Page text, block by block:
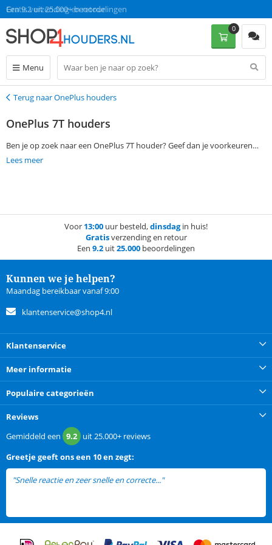
Gratis verzending en retour
Een 9.2 uit 25.000+ beoordelingen
Menu
0
Terug
Terug naar OnePlus houders
OnePlus 7T houders
Ben je op zoek naar een OnePlus 7T houder? Geef dan je voorkeuren
aangeven via de filtermogelijkheden aan de linkerkant van de pagina en
Lees meer
Voor 13:00 uur besteld,dinsdagin huis!
Gratisverzending en retour
Een 9.2 uit25.000 beoordelingen
Kunnen we je helpen?
Maandag bereikbaar vanaf 9:00
klantenservice@shop4.nl
Klantenservice
Meer informatie
Populaire categorieën
Reviews
Gemiddeld een 9.2 uit25.000+ reviews
Greetjegeeft ons een 10 en zegt:
"Snelle reactie en zeer snelle en correcte..."